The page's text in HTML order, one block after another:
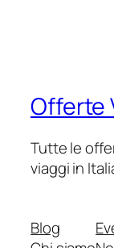
Offerte
Tutte le
viaggi in
Blog